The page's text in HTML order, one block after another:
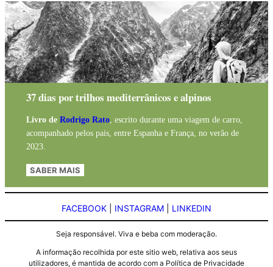
37 dias por trilhos mediterrânicos e alpinos
Livro de Rodrigo Rato, escrito durante uma viagem de carro,
acompanhado pelos pais, entre Espanha e França, no verão de
2023.
SABER MAIS
FACEBOOK INSTAGRAM LINKEDIN
Seja responsável. Viva e beba com moderação.
A informação recolhida por este sitio web, relativa aos seus
utilizadores, é mantida de acordo com a Política de Privacidade